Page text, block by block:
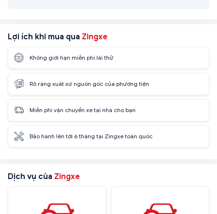
Lợi ích khi mua qua Zingxe
Không giới hạn miễn phí lái thử
Rõ ràng xuất xứ nguồn gốc của phương tiện
Miễn phí vận chuyển xe tại nhà cho bạn
Bảo hành lên tới 6 tháng tại Zingxe toàn quốc
Dịch vụ của Zingxe